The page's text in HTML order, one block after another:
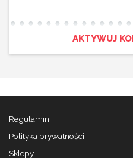
AKTYWUJ
Regulamin
Polityka prywatności
Sklepy